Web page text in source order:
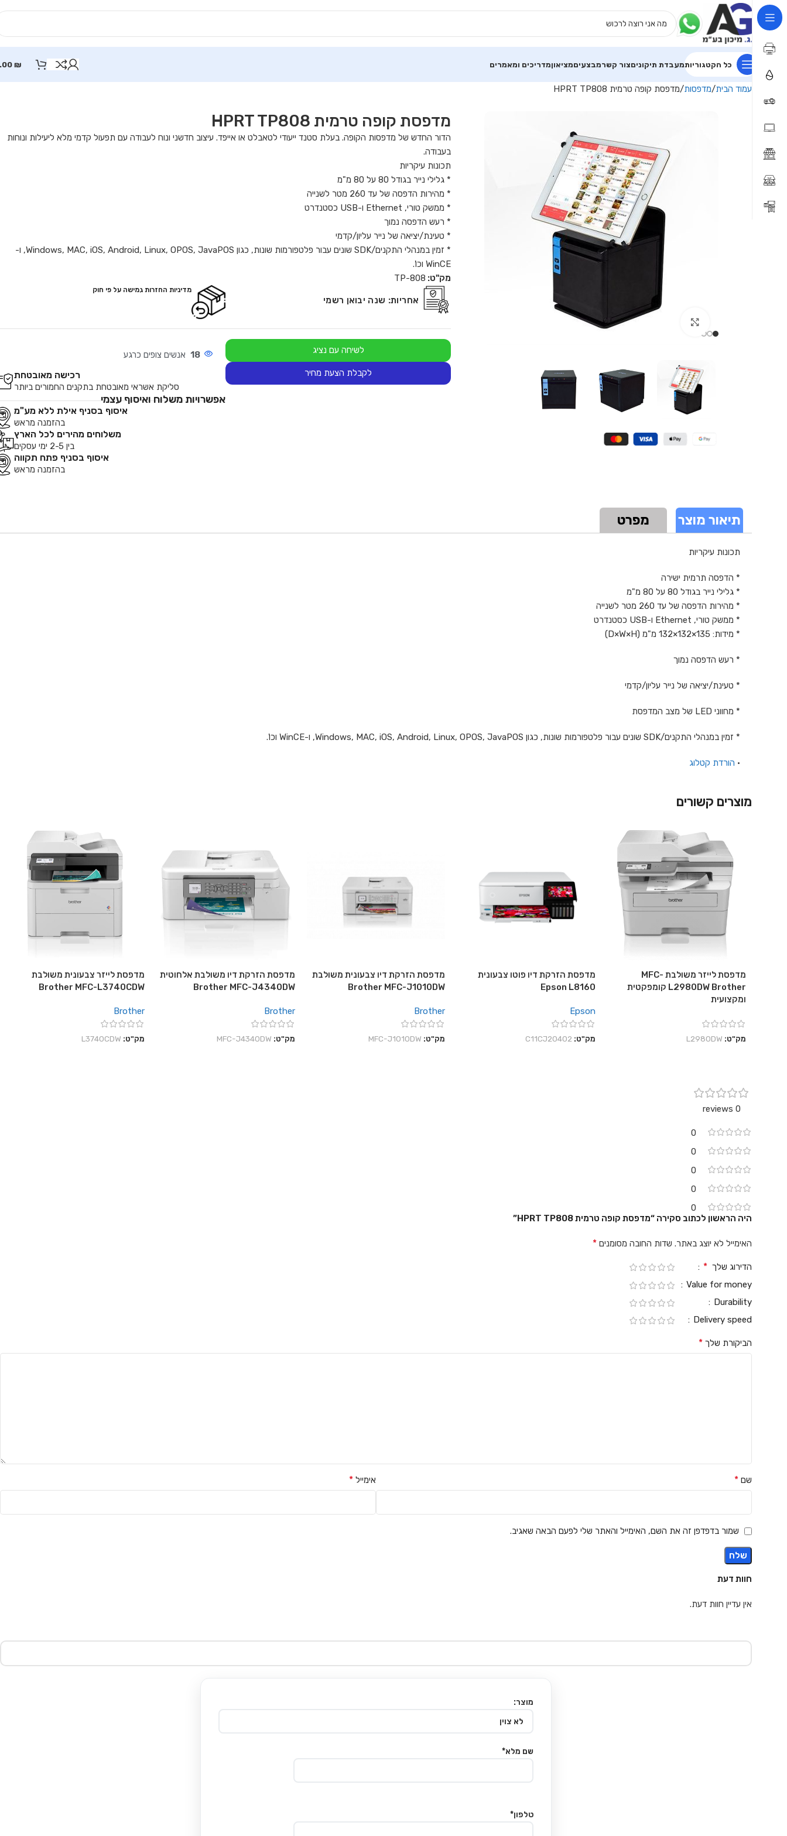
כל הקטגוריותמעבדת תיקוניםצור קשרמבצעיםמציאוןמדריכים ומאמרים ₪
עמוד הבית מדפסות מדפסת קופה טרמית HPRT TP808
Click to enlarge
מדפסת קופה טרמית HPRT TP808
הדור החדש של מדפסות הקופה. בעלת סטנד ייעודי לטאבלט או אייפד. עיצוב חדשני ונוח לעבודה עם תפעול קדמי מלא ליעילות ונוחות
בעבודה.
תכונות עיקריות
* גלילי נייר בגודל 80 על 80 מ"מ
* מהירות הדפסה של עד 260 מטר לשנייה
* ממשק טורי, Ethernet ו-USB כסטנדרט
* רעש הדפסה נמוך
* טעינת/יציאה של נייר עליון/קדמי
* זמין במנהלי התקנים/SDK שונים עבור פלטפורמות שונות, כגון Windows, MAC, iOS, Android, Linux, OPOS, JavaPOS, ו-
WinCE וכו'.
מק"ט: TP-808
אחריות: שנה יבואן רשמי
מדיניות החזרות גמישה על פי חוק
לשיחה עם נציג
לקבלת הצעת מחיר
18 אנשים צופים כרגע
רכישה מאובטחת
סליקת אשראי מאובטחת בתקנים החמורים ביותר
אפשרויות משלוח ואיסוף עצמי
איסוף בסניף אילת ללא מע"מ
בהזמנה מראש
משלוחים מהירים לכל הארץ
בין 2-5 ימי עסקים
איסוף בסניף פתח תקווה
בהזמנה מראש
תיאור מוצר מפרט
תכונות עיקריות
* הדפסה תרמית ישירה
* גלילי נייר בגודל 80 על 80 מ"מ
* מהירות הדפסה של עד 260 מטר לשנייה
* ממשק טורי, Ethernet ו-USB כסטנדרט
* מידות: 135×132×132 מ"מ (D×W×H)
* רעש הדפסה נמוך
* טעינת/יציאה של נייר עליון/קדמי
* מחווני LED של מצב המדפסת
* זמין במנהלי התקנים/SDK שונים עבור פלטפורמות שונות, כגון Windows, MAC, iOS, Android, Linux, OPOS, JavaPOS, ו-WinCE וכו'.
• הורדת קטלוג
מוצרים קשורים
מדפסת לייזר משולבת MFC-
L2980DW Brother קומפקטית
ומקצועית
מק"ט: L2980DW
מדפסת הזרקת דיו פוטו צבעונית
Epson L8160
Epson
מק"ט: C11CJ20402
מדפסת הזרקת דיו צבעונית משולבת
Brother MFC-J1010DW
Brother
מק"ט: MFC-J1010DW
מדפסת הזרקת דיו משולבת אלחוטית
Brother MFC-J4340DW
Brother
מק"ט: ‎MFC-J4340DW
מדפסת לייזר צבעונית משולבת
Brother MFC-L3740CDW
Brother
מק"ט: L3740CDW
0 reviews
0
0
0
0
0
חוות דעת
אין עדיין חוות דעת.
היה הראשון לכתוב סקירה “מדפסת קופה טרמית HPRT TP808”
האימייל לא יוצג באתר. שדות החובה מסומנים *
הדירוג שלך *
Value for money
Durability
Delivery speed
הביקורת שלך *
שם * אימייל *
שמור בדפדפן זה את השם, האימייל והאתר שלי לפעם הבאה שאגיב.
מוצר:
שם מלא*
טלפון*